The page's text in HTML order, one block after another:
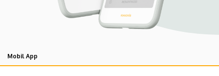
Mobil App